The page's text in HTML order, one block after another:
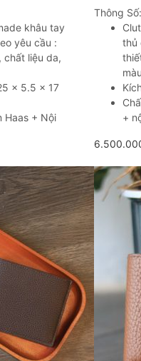
khâu tay
yêu cầu :
liệu da,
x 5.5 x 17
Haas + Nội
Thông Số:
thủ
+